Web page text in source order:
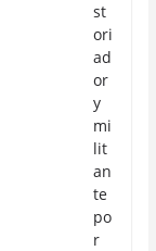
st
ori
ad
or
y
mi
lit
an
te
po
r